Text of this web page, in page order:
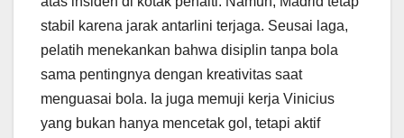
stabil karena jarak antarlini terjaga. Seusai laga,
pelatih menekankan bahwa disiplin tanpa bola
sama pentingnya dengan kreativitas saat
menguasai bola. Ia juga memuji kerja Vinicius
yang bukan hanya mencetak gol, tetapi aktif